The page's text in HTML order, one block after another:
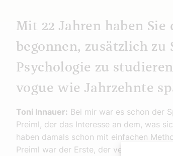
Mit 22 Jahren haben
begonnen, zusätzlich
Psychologie zu
vogue wie Jahrzehnte
Toni Innauer: Bei mir war es schon der
Preiml, der das Interesse an dem, was
haben damals schon mit einfachen
Preiml war der Erste, der versucht hat,